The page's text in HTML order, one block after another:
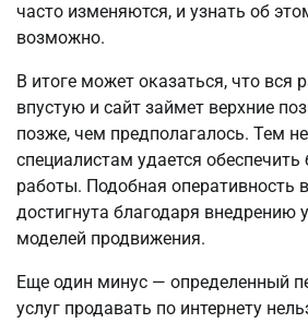
часто изменяются, и узнать об
возможно.
В итоге может оказаться, что вся
впустую и сайт займет верхние
позже, чем предполагалось. Тем
специалистам удается
работы. Подобная оперативность
достигнута благодаря внедрению
моделей продвижения.
Еще один минус — определенный
услуг продавать по интернету